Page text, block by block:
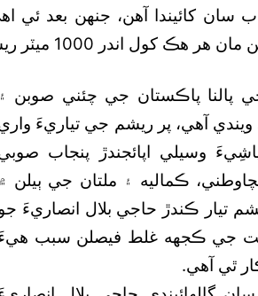
کائيندا آهن، جنهن بعد ئي
1000 ميٽر ريشم جو ڌاڳو موجود هوندو آهي.
پاڪستان جي چئني صوبن ۽
آهي، پر ريشم جي تياريءَ
وسيلي اپائجندڙ پنجاب
ڪماليه ۽ ملتان جي ٻيلن ۾
تيار ڪندڙ حاجي بلال انصاريءَ
جي ڪجهه غلط فيصلن سبب
ٿي آهي.